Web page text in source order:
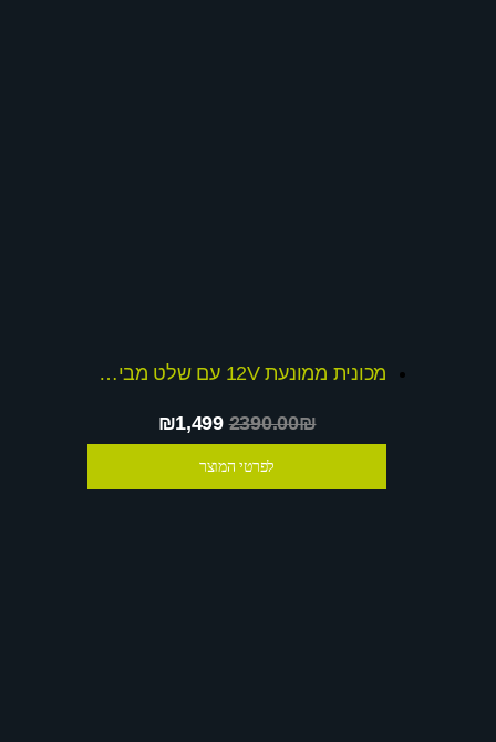
מכונית ממונעת 12V עם שלט מבית דיאמנט
₪1,4992390.00₪
לפרטי המוצר